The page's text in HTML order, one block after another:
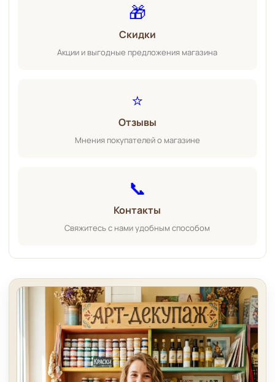
🎁
Скидки
Акции и выгодные предложения магазина
⭐
Отзывы
Мнения покупателей о магазине
📞
Контакты
Свяжитесь с нами удобным способом